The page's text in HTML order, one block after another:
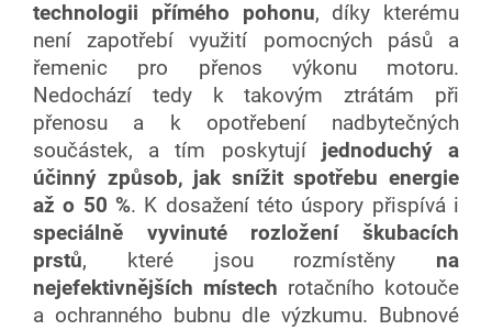
technologii přímého pohonu, díky kterému
není zapotřebí využití pomocných pásů a
řemenic pro přenos výkonu motoru.
Nedochází tedy k takovým ztrátám při
přenosu a k opotřebení nadbytečných
součástek, a tím poskytují jednoduchý a
účinný způsob, jak snížit spotřebu energie
až o 50 %. K dosažení této úspory přispívá i
speciálně vyvinuté rozložení škubacích
prstů, které jsou rozmístěny na
nejefektivnějších místech rotačního kotouče
a ochranného bubnu dle výzkumu. Bubnové